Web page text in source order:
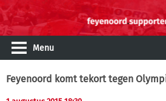
Menu
Feyenoord komt tekort tegen